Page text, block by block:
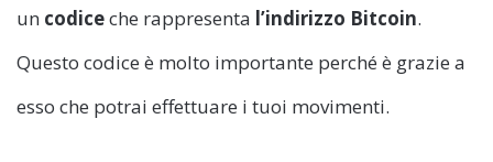
un codiceche rappresenta l’indirizzo Bitcoin.
Questo codice è molto importante perché è grazie a
esso che potrai effettuare i tuoi movimenti.